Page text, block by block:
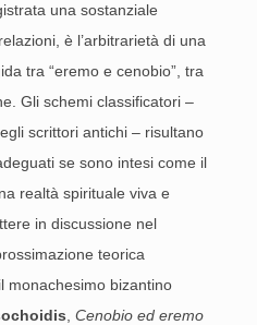
una sostanziale
è l’arbitrarietà di una
tra “eremo e cenobio”, tra
Gli schemi classificatori –
scrittori antichi – risultano
se sono intesi come il
realtà spirituale viva e
in discussione nel
teorica
monachesimo bizantino
Cenobio ed eremo